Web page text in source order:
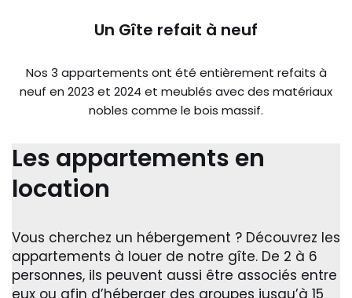
Un Gîte refait à neuf
Nos 3 appartements ont été entièrement refaits à
neuf en 2023 et 2024 et meublés avec des matériaux
nobles comme le bois massif.
Les appartements en
location
Vous cherchez un hébergement ? Découvrez les
appartements à louer de notre gîte. De 2 à 6
personnes, ils peuvent aussi être associés entre
eux ou afin d’héberger des groupes jusqu’à 15